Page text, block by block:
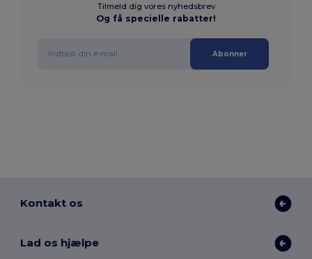
Tilmeld dig vores nyhedsbrev
Og få specielle rabatter!
Abonner
Kontakt os
Lad os hjælpe